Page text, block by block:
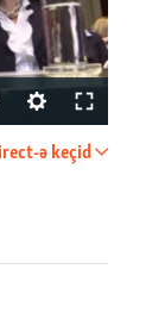
ə keçid